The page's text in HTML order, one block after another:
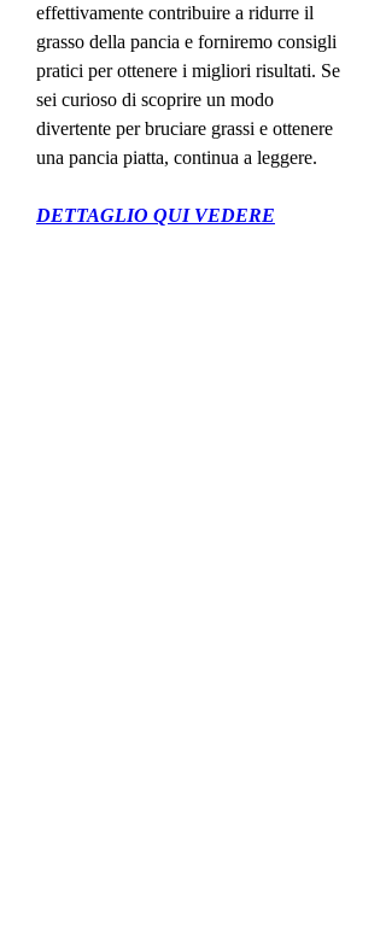
effettivamente contribuire a ridurre il
grasso della pancia e forniremo consigli
pratici per ottenere i migliori risultati. Se
sei curioso di scoprire un modo
divertente per bruciare grassi e ottenere
una pancia piatta, continua a leggere.
DETTAGLIO QUI VEDERE